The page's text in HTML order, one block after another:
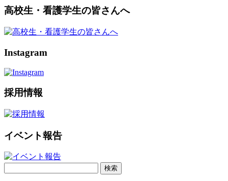
高校生・看護学生の皆さんへ
Instagram
採用情報
イベント報告